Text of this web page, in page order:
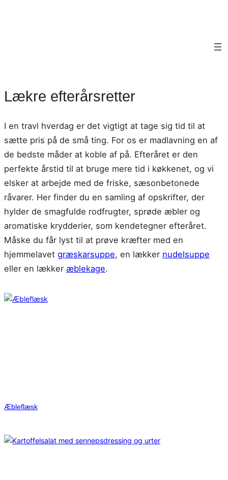
Lækre efterårsretter
I en travl hverdag er det vigtigt at tage sig tid til at
sætte pris på de små ting. For os er madlavning en af
de bedste måder at koble af på. Efteråret er den
perfekte årstid til at bruge mere tid i køkkenet, og vi
elsker at arbejde med de friske, sæsonbetonede
råvarer. Her finder du en samling af opskrifter, der
hylder de smagfulde rodfrugter, sprøde æbler og
aromatiske krydderier, som kendetegner efteråret.
Måske du får lyst til at prøve kræfter med en
hjemmelavet græskarsuppe, en lækker nudelsuppe
eller en lækker æblekage.
Æbleflæsk